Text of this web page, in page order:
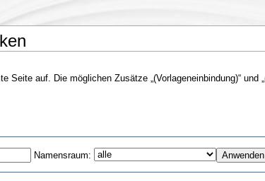
auf. Die möglichen Zusätze „(Vorlageneinbindung)“
Namensraum: